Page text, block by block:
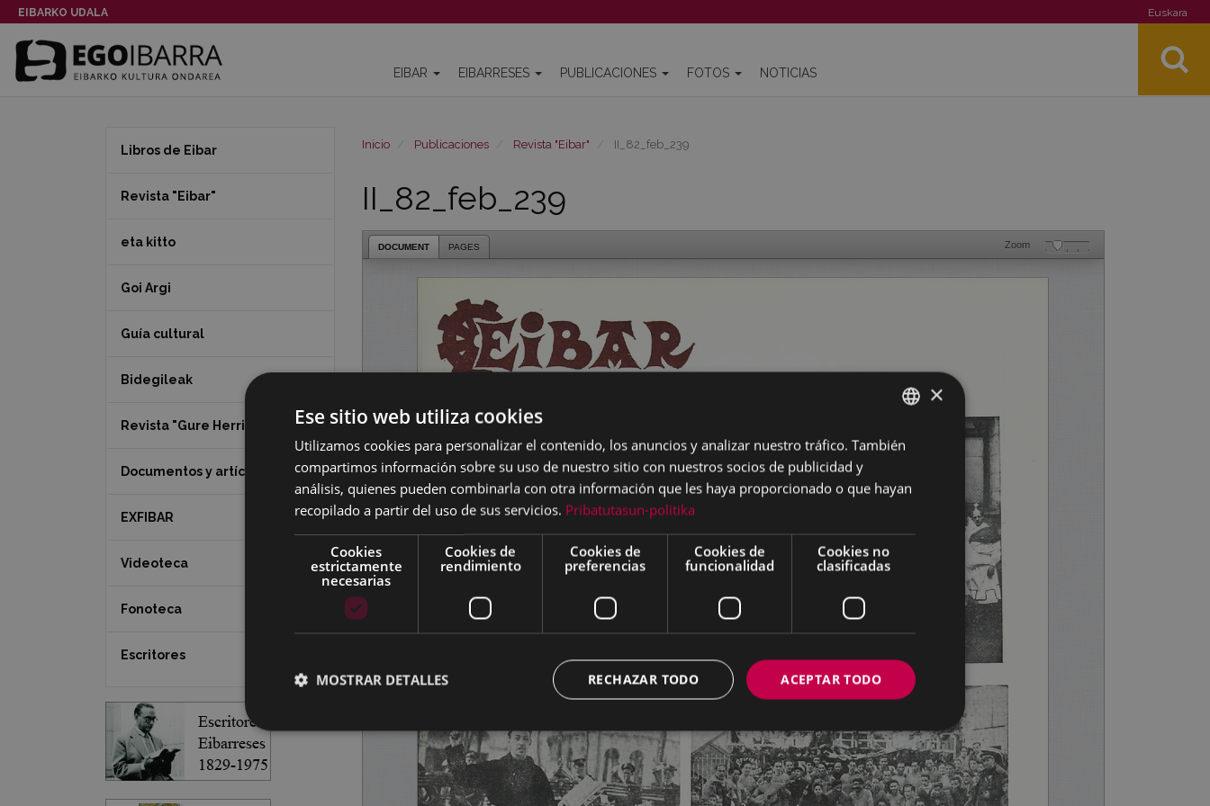
EIBARKO UDALA Euskara
EIBAR EIBARRESES PUBLICACIONES FOTOS NOTICIAS
Inicio Publicaciones Revista "Eibar" II_82_feb_239
II_82_feb_239
DOCUMENT PAGES Zoom
Libros de Eibar
Revista "Eibar"
eta kitto
Goi Argi
Guía cultural
Bidegileak
Revista "Gure Herria"
Documentos y artículos
EXFIBAR
Videoteca
Fonoteca
Escritores
BASQUE
×
Ese sitio web utiliza cookies
Utilizamos cookies para personalizar el contenido, los anuncios y analizar nuestro tráfico. También
compartimos información sobre su uso de nuestro sitio con nuestros socios de publicidad y
análisis, quienes pueden combinarla con otra información que les haya proporcionado o que hayan
recopilado a partir del uso de sus servicios. Pribatutasun-politika
Cookies
estrictamente
necesarias
Cookies de
rendimiento
Cookies de
preferencias
Cookies de
funcionalidad
Cookies no
clasificadas
ACEPTAR TODO
RECHAZAR TODO
MOSTRAR DETALLES